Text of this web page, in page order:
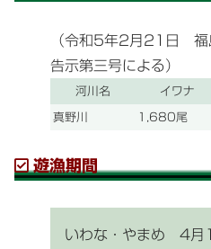
（令和5年2月21日 福
告示第三号による）
河川名 イワナ
真野川 1,680尾
遊漁期間
いわな・やまめ 4月